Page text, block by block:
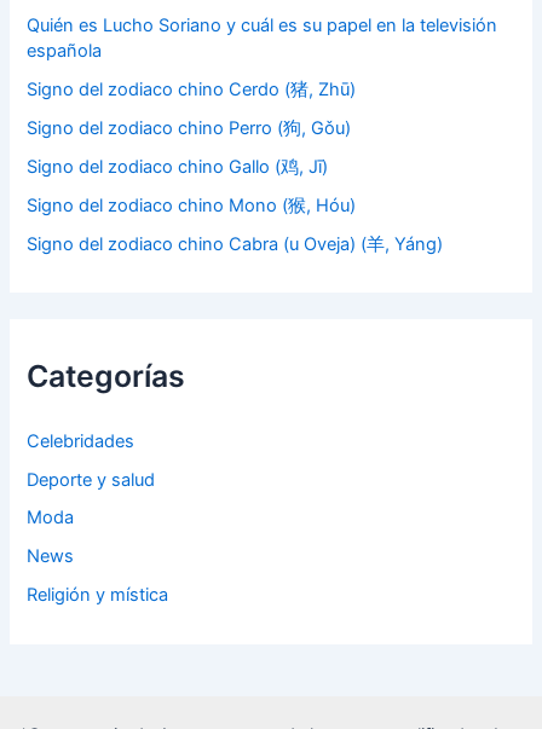
Quién es Lucho Soriano y cuál es su papel en la televisión
española
Signo del zodiaco chino Cerdo (猪, Zhū)
Signo del zodiaco chino Perro (狗, Gǒu)
Signo del zodiaco chino Gallo (鸡, Jī)
Signo del zodiaco chino Mono (猴, Hóu)
Signo del zodiaco chino Cabra (u Oveja) (羊, Yáng)
Categorías
Celebridades
Deporte y salud
Moda
News
Religión y mística